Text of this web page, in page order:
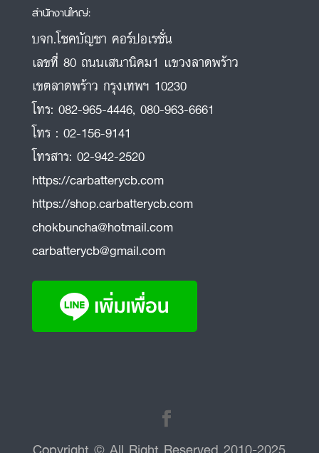
สำนักงานใหญ่:
บจก.โชคบัญชา คอร์ปอเรชั่น
เลขที่ 80 ถนนเสนานิคม1 แขวงลาดพร้าว
เขตลาดพร้าว กรุงเทพฯ 10230
โทร: 082-965-4446, 080-963-6661
โทร : 02-156-9141
โทรสาร: 02-942-2520
https://carbatterycb.com
https://shop.carbatterycb.com
chokbuncha@hotmail.com
carbatterycb@gmail.com